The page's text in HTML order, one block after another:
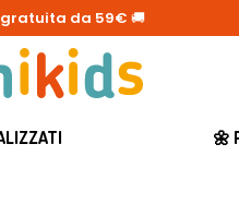
gratuita da 59€ 🚚
🌼